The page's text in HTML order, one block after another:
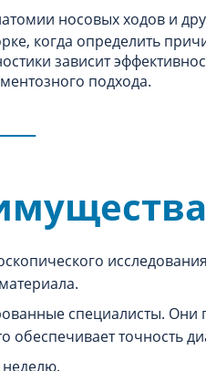
носовых ходов и
когда определить
зависит
подхода.
специалисты. Они
обеспечивает точность